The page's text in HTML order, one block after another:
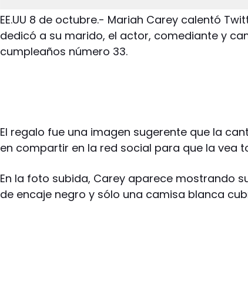
EE.UU 8 de octubre.- Mariah Carey calentó
dedicó a su marido, el actor, comediante y
cumpleaños número 33.
El regalo fue una imagen sugerente que la
en compartir en la red social para que la vea
En la foto subida, Carey aparece mostrando
de encaje negro y sólo una camisa blanca